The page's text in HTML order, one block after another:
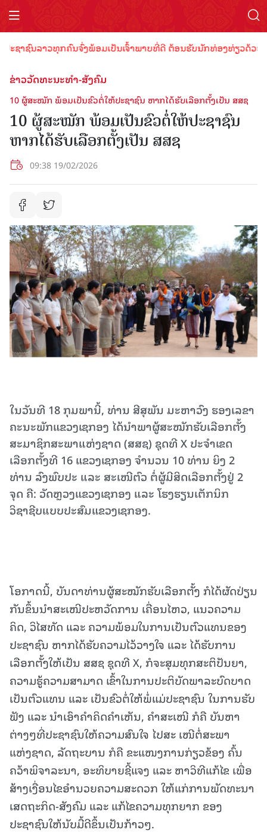
ຊາຊົນລາວທຸກຄົນຈົ່ງພ້ອມເປັນເຈົ້າພາບທີ່ດີ ຕ້ອນຮັບນັກທ່ອງທ່ຽວດ້ວຍໄ
ຂ່າວວັດທະນະທຳ-ສັງຄົມ
10 ຜູ້ສະໝັກ ‎ພ້ອມເປັນຂົວຕໍ່ໃຫ້ປະຊາຊົນ ຫາກໄດ້ຮັບເລືອກຕັ້ງເປັນ ສສຊ
10 ຜູ້ສະໝັກ ‎ພ້ອມເປັນຂົວຕໍ່ໃຫ້ປະຊາຊົນ
ຫາກໄດ້ຮັບເລືອກຕັ້ງເປັນ ສສຊ
09:38 19/02/2026
ໃນວັນທີ 18 ກຸມພານີ້, ທ່ານ ສີສຸພັນ ມະຫາວົງ ຮອງເລຂາ
ຄະນະພັກແຂວງເຊກອງ ໄດ້ນໍາພາຜູ້ສະໝັກຮັບເລືອກຕັ້ງ
ສະມາຊິກສະພາແຫ່ງຊາດ (ສສຊ) ຊຸດທີ X ປະຈໍາເຂດ
ເລືອກຕັ້ງທີ 16 ແຂວງເຊກອງ ຈໍານວນ 10 ທ່ານ ຍິງ 2
ທ່ານ ລົງພົບປະ ແລະ ສະເໜີຕົວ ຕໍ່ຜູ້ມີສິດເລືອກຕັ້ງຢູ່ 2
ຈຸດ ຄື: ວັດຫຼວງແຂວງເຊກອງ ແລະ ໂຮງຮຽນເຕັກນິກ
ວິຊາຊີບແບບປະສົມແຂວງເຊກອງ.
ໂອກາດນີ້, ບັນດາທ່ານຜູ້ສະໝັກຮັບເລືອກຕັ້ງ ກໍໄດ້ຜັດປ່ຽນ
ກັນຂຶ້ນນໍາສະເໜີປະຫວັດການ ເຄື່ອນໄຫວ, ແນວຄວາມ
ຄິດ, ວິໄສທັດ ແລະ ຄວາມພ້ອມໃນການເປັນຕົວແທນຂອງ
ປະຊາຊົນ ຫາກໄດ້ຮັບຄວາມໄວ້ວາງໃຈ ແລະ ໄດ້ຮັບການ
ເລືອກຕັ້ງໃຫ້ເປັນ ສສຊ ຊຸດທີ X, ກໍຈະສຸມທຸກສະຕິປັນຍາ,
ຄວາມຮູ້ຄວາມສາມາດ ເຂົ້າໃນການປະຕິບັດພາລະບົດບາດ
ເປັນຕົວແທນ ແລະ ເປັນຂົວຕໍ່ໃຫ້ພໍ່ແມ່ປະຊາຊົນ ໃນການຮັບ
ຟັງ ແລະ ນໍາເອົາຄໍາຄິດຄໍາເຫັນ, ຄໍາສະເໜີ ກໍຄື ບັນຫາ
ຕ່າງໆທີ່ປະຊາຊົນໃຫ້ຄວາມສົນໃຈ ໄປສະ ເໜີຕໍ່ສະພາ
ແຫ່ງຊາດ, ລັດຖະບານ ກໍຄື ຂະແໜງການກ່ຽວຂ້ອງ ຄົ້ນ
ຄວ້າພິຈາລະນາ, ອະທິບາຍຊີ້ແຈງ ແລະ ຫາວິທີແກ້ໄຂ ເພື່ອ
ສ້າງເງື່ອນໄຂອໍານວຍຄວາມສະດວກ ໃຫ້ແກ່ການພັດທະນາ
ເສດຖະກິດ-ສັງຄົມ ແລະ ແກ້ໄຂຄວາມທຸກຍາກ ຂອງ
ປະຊາຊົນໃຫ້ນັບມື້ດີຂຶ້ນເປັນກ້າວໆ.